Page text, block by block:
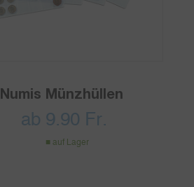
Numis Münzhüllen
ab 9.90 Fr.
auf Lager